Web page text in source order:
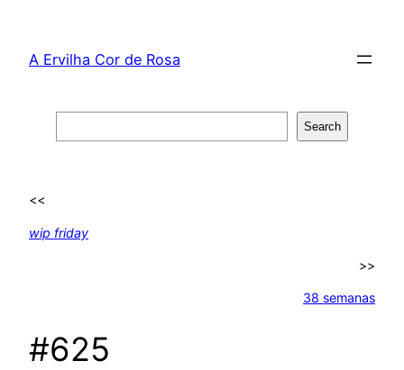
content
A Ervilha Cor de Rosa
Search
<<
wip friday
>>
38 semanas
#625